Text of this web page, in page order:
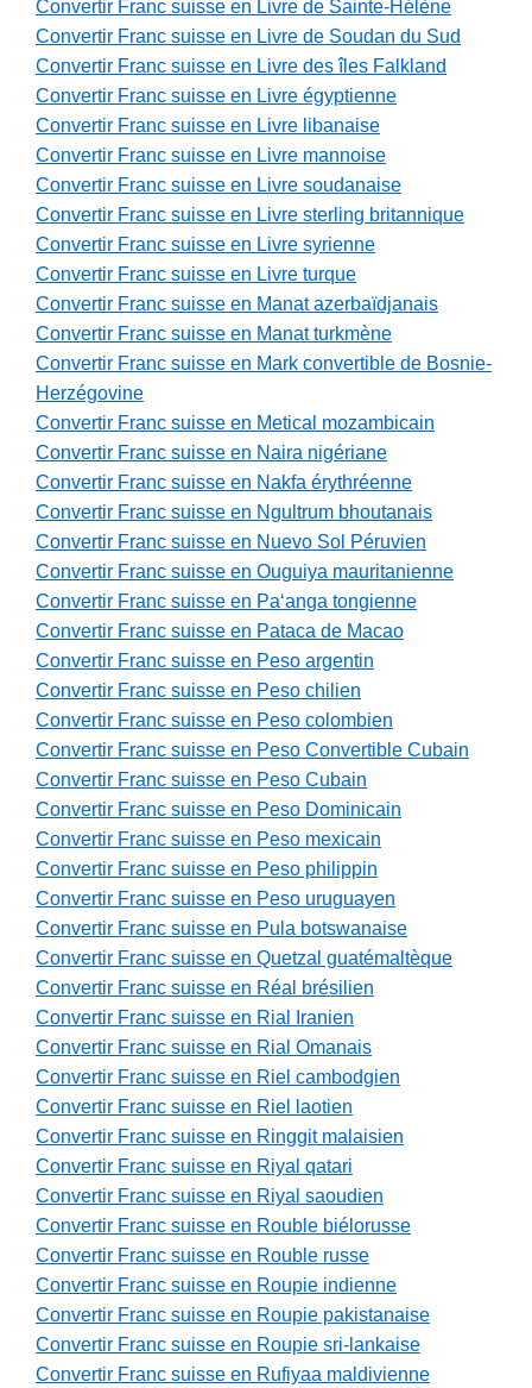
Convertir Franc suisse en Livre de Sainte-Hélène
Convertir Franc suisse en Livre de Soudan du Sud
Convertir Franc suisse en Livre des îles Falkland
Convertir Franc suisse en Livre égyptienne
Convertir Franc suisse en Livre libanaise
Convertir Franc suisse en Livre mannoise
Convertir Franc suisse en Livre soudanaise
Convertir Franc suisse en Livre sterling britannique
Convertir Franc suisse en Livre syrienne
Convertir Franc suisse en Livre turque
Convertir Franc suisse en Manat azerbaïdjanais
Convertir Franc suisse en Manat turkmène
Convertir Franc suisse en Mark convertible de Bosnie-
Herzégovine
Convertir Franc suisse en Metical mozambicain
Convertir Franc suisse en Naira nigériane
Convertir Franc suisse en Nakfa érythréenne
Convertir Franc suisse en Ngultrum bhoutanais
Convertir Franc suisse en Nuevo Sol Péruvien
Convertir Franc suisse en Ouguiya mauritanienne
Convertir Franc suisse en Paʻanga tongienne
Convertir Franc suisse en Pataca de Macao
Convertir Franc suisse en Peso argentin
Convertir Franc suisse en Peso chilien
Convertir Franc suisse en Peso colombien
Convertir Franc suisse en Peso Convertible Cubain
Convertir Franc suisse en Peso Cubain
Convertir Franc suisse en Peso Dominicain
Convertir Franc suisse en Peso mexicain
Convertir Franc suisse en Peso philippin
Convertir Franc suisse en Peso uruguayen
Convertir Franc suisse en Pula botswanaise
Convertir Franc suisse en Quetzal guatémaltèque
Convertir Franc suisse en Réal brésilien
Convertir Franc suisse en Rial Iranien
Convertir Franc suisse en Rial Omanais
Convertir Franc suisse en Riel cambodgien
Convertir Franc suisse en Riel laotien
Convertir Franc suisse en Ringgit malaisien
Convertir Franc suisse en Riyal qatari
Convertir Franc suisse en Riyal saoudien
Convertir Franc suisse en Rouble biélorusse
Convertir Franc suisse en Rouble russe
Convertir Franc suisse en Roupie indienne
Convertir Franc suisse en Roupie pakistanaise
Convertir Franc suisse en Roupie sri-lankaise
Convertir Franc suisse en Rufiyaa maldivienne